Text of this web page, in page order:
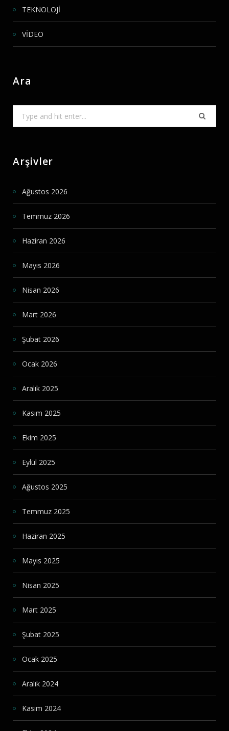
TEKNOLOJİ
VİDEO
Ara
Arşivler
Ağustos 2026
Temmuz 2026
Haziran 2026
Mayıs 2026
Nisan 2026
Mart 2026
Şubat 2026
Ocak 2026
Aralık 2025
Kasım 2025
Ekim 2025
Eylül 2025
Ağustos 2025
Temmuz 2025
Haziran 2025
Mayıs 2025
Nisan 2025
Mart 2025
Şubat 2025
Ocak 2025
Aralık 2024
Kasım 2024